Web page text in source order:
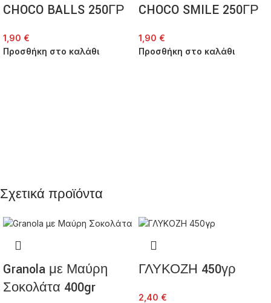
CHOCO BALLS 250ΓΡ
1,90 €
Προσθήκη στο καλάθι
CHOCO SMILE 250ΓΡ
1,90 €
Προσθήκη στο καλάθι
Σχετικά προϊόντα
Granola με Μαύρη
Σοκολάτα 400gr
ΓΛΥΚΟΖΗ 450γρ
2,40 €